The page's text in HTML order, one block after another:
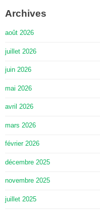
Archives
août 2026
juillet 2026
juin 2026
mai 2026
avril 2026
mars 2026
février 2026
décembre 2025
novembre 2025
juillet 2025